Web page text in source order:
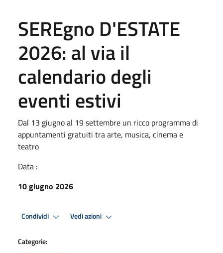
SEREgno D'ESTATE
2026: al via il
calendario degli
eventi estivi
Dal 13 giugno al 19 settembre un ricco programma di
appuntamenti gratuiti tra arte, musica, cinema e
teatro
Data :
10 giugno 2026
Condividi Vedi azioni
Categorie: